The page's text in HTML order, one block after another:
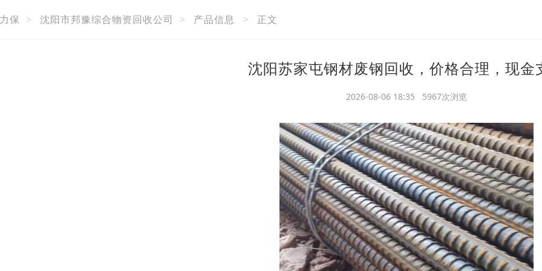
保 > 沈阳市邦豫综合物资回收公司 > 产品信息 > 正文
沈阳苏家屯钢材废钢回收，价格合理，现金
2026-08-06 18:35 5967次浏览